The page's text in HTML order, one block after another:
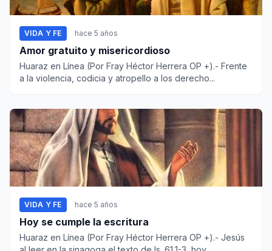
VIDA Y FE hace 5 años
Amor gratuito y misericordioso
Huaraz en Línea (Por Fray Héctor Herrera OP +).- Frente
a la violencia, codicia y atropello a los derecho...
VIDA Y FE hace 5 años
Hoy se cumple la escritura
Huaraz en Línea (Por Fray Héctor Herrera OP +).- Jesús